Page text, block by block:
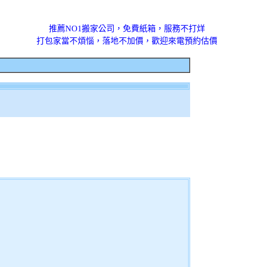
推薦NO1搬家公司，免費紙箱，服務不打烊
打包家當不煩惱，落地不加價，歡迎來電預約估價